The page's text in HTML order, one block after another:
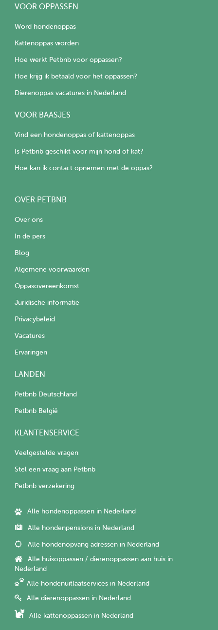
VOOR OPPASSEN
Word hondenoppas
Kattenoppas worden
Hoe werkt Petbnb voor oppassen?
Hoe krijg ik betaald voor het oppassen?
Dierenoppas vacatures in Nederland
VOOR BAASJES
Vind een hondenoppas of kattenoppas
Is Petbnb geschikt voor mijn hond of kat?
Hoe kan ik contact opnemen met de oppas?
OVER PETBNB
Over ons
In de pers
Blog
Algemene voorwaarden
Oppasovereenkomst
Juridische informatie
Privacybeleid
Vacatures
Ervaringen
LANDEN
Petbnb Deutschland
Petbnb België
KLANTENSERVICE
Veelgestelde vragen
Stel een vraag aan Petbnb
Petbnb verzekering
Alle hondenoppassen in Nederland
Alle hondenpensions in Nederland
Alle hondenopvang adressen in Nederland
Alle huisoppassen / dierenoppassen aan huis in
Nederland
Alle hondenuitlaatservices in Nederland
Alle dierenoppassen in Nederland
Alle kattenoppassen in Nederland